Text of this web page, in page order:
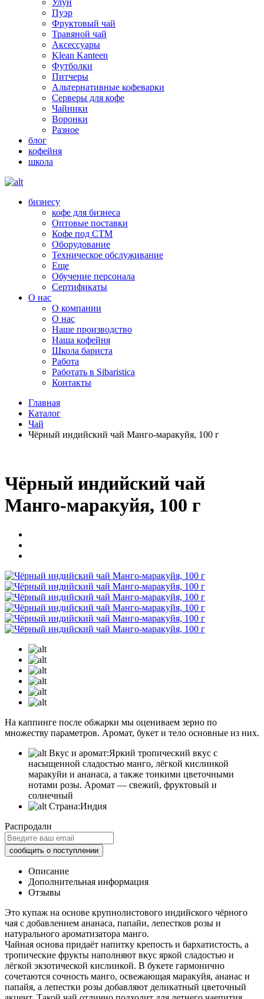
Улун
Пуэр
Фруктовый чай
Травяной чай
Аксессуары
Klean Kanteen
Футболки
Питчеры
Альтернативные кофеварки
Серверы для кофе
Чайники
Воронки
Разное
блог
кофейня
школа
бизнесу
кофе для бизнеса
Оптовые поставки
Кофе под СТМ
Оборудование
Техническое обслуживание
Еще
Обучение персонала
Сертификаты
О нас
O компании
О нас
Наше производство
Наша кофейня
Школа бариста
Работа
Работать в Sibaristica
Контакты
Главная
Каталог
Чай
Чёрный индийский чай Манго-маракуйя, 100 г
Чёрный индийский чай
Манго-маракуйя, 100 г
На каппинге после обжарки мы оцениваем зерно по
множеству параметров. Аромат, букет и тело основные из них.
Вкус и аромат:Яркий тропический вкус с
насыщенной сладостью манго, лёгкой кислинкой
маракуйи и ананаса, а также тонкими цветочными
нотами розы. Аромат — свежий, фруктовый и
солнечный
Страна:Индия
Распродали
Описание
Дополнительная информация
Отзывы
Это купаж на основе крупнолистового индийского чёрного
чая с добавлением ананаса, папайи, лепестков розы и
натурального ароматизатора манго.
Чайная основа придаёт напитку крепость и бархатистость, а
тропические фрукты наполняют вкус яркой сладостью и
лёгкой экзотической кислинкой. В букете гармонично
сочетаются сочность манго, освежающая маракуйя, ананас и
папайя, а лепестки розы добавляют деликатный цветочный